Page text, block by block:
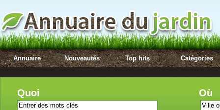
Annuaire Nouveautés Top hits Catégories
Quoi Où